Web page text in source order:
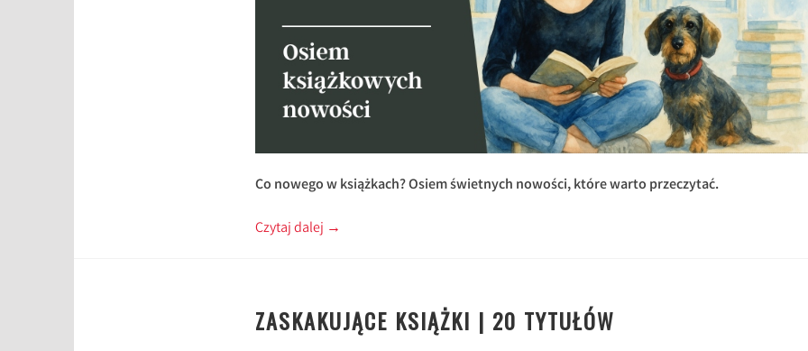
Co nowego w książkach? Osiem świetnych nowości, które warto przeczytać.
Czytaj dalej →
ZASKAKUJĄCE KSIĄŻKI | 20 TYTUŁÓW